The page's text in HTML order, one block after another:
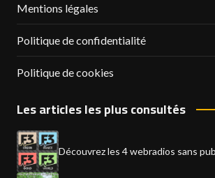
Mentions légales
Politique de confidentialité
Politique de cookies
Les articles les plus consultés
Découvrez les 4 webradios sans